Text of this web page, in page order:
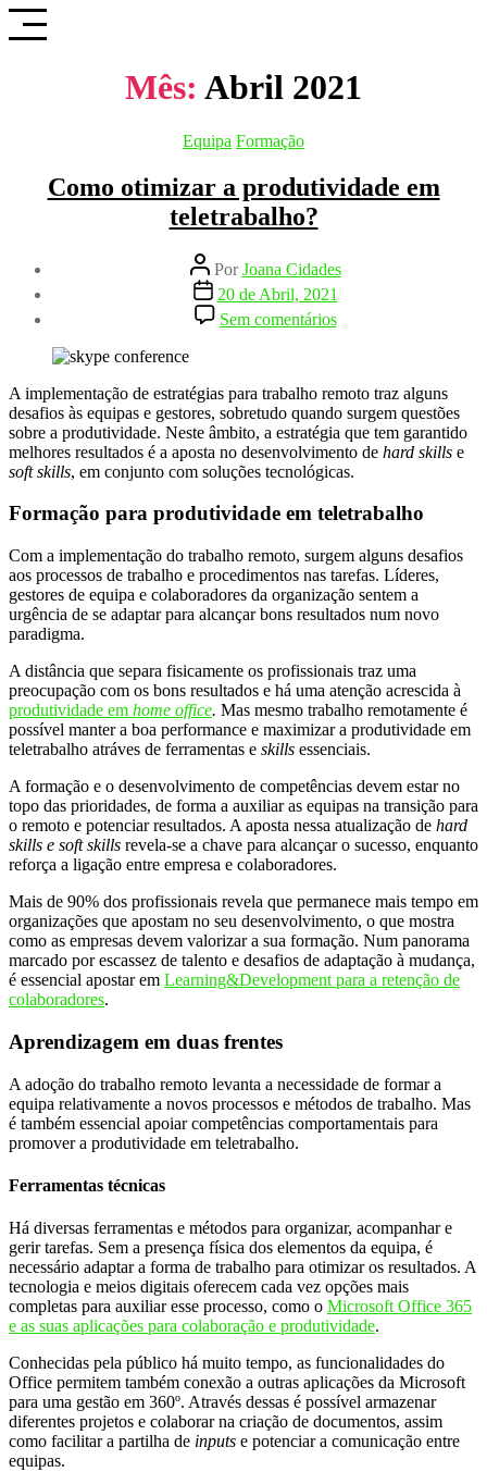
Saltar
para
Mês: Abril 2021
Categorias
Equipa Formação
Como otimizar a produtividade em
teletrabalho?
Autor
do
artigo
PorJoana Cidades
Data
do
artigo
20 de Abril, 2021
Sem comentáriosem
Como
produtividade
em
teletrabalho?
A implementação de estratégias para trabalho remoto traz alguns
desafios às equipas e gestores, sobretudo quando surgem questões
sobre a produtividade. Neste âmbito, a estratégia que tem garantido
melhores resultados é a aposta no desenvolvimento de hard skills e
soft skills, em conjunto com soluções tecnológicas.
Formação para produtividade em teletrabalho
Com a implementação do trabalho remoto, surgem alguns desafios
aos processos de trabalho e procedimentos nas tarefas. Líderes,
gestores de equipa e colaboradores da organização sentem a
urgência de se adaptar para alcançar bons resultados num novo
paradigma.
A distância que separa fisicamente os profissionais traz uma
preocupação com os bons resultados e há uma atenção acrescida à
produtividade em home office. Mas mesmo trabalho remotamente é
possível manter a boa performance e maximizar a produtividade em
teletrabalho atráves de ferramentas e skills essenciais.
A formação e o desenvolvimento de competências devem estar no
topo das prioridades, de forma a auxiliar as equipas na transição para
o remoto e potenciar resultados. A aposta nessa atualização de hard
skills e soft skills revela-se a chave para alcançar o sucesso, enquanto
reforça a ligação entre empresa e colaboradores.
Mais de 90% dos profissionais revela que permanece mais tempo em
organizações que apostam no seu desenvolvimento, o que mostra
como as empresas devem valorizar a sua formação. Num panorama
marcado por escassez de talento e desafios de adaptação à mudança,
é essencial apostar em Learning&Development para a retenção de
colaboradores.
Aprendizagem em duas frentes
A adoção do trabalho remoto levanta a necessidade de formar a
equipa relativamente a novos processos e métodos de trabalho. Mas
é também essencial apoiar competências comportamentais para
promover a produtividade em teletrabalho.
Ferramentas técnicas
Há diversas ferramentas e métodos para organizar, acompanhar e
gerir tarefas. Sem a presença física dos elementos da equipa, é
necessário adaptar a forma de trabalho para otimizar os resultados. A
tecnologia e meios digitais oferecem cada vez opções mais
completas para auxiliar esse processo, como o Microsoft Office 365
e as suas aplicações para colaboração e produtividade.
Conhecidas pela público há muito tempo, as funcionalidades do
Office permitem também conexão a outras aplicações da Microsoft
para uma gestão em 360º. Através dessas é possível armazenar
diferentes projetos e colaborar na criação de documentos, assim
como facilitar a partilha de inputs e potenciar a comunicação entre
equipas.